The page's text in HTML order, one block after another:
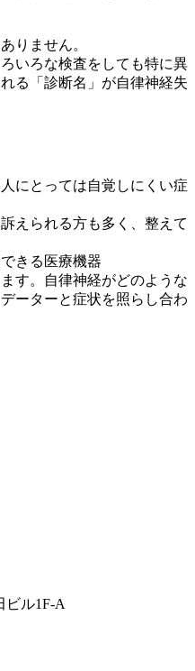
りません。
いろな検査をしても特に異
る「診断名」が自律神経失
にとっては自覚しにくい症
えられる方も多く、整えて
きる医療機器
す。自律神経がどのような
ーターと症状を照らし合わ
ビル1F-A